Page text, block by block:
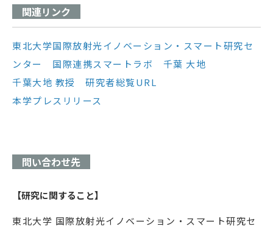
関連リンク
東北大学国際放射光イノベーション・スマート研究セ
ンター 国際連携スマートラボ 千葉 大地
千葉大地 教授 研究者総覧URL
本学プレスリリース
問い合わせ先
【研究に関すること】
東北大学 国際放射光イノベーション・スマート研究セ